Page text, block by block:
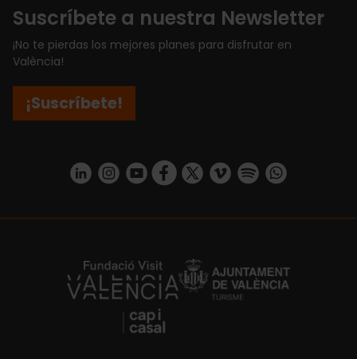
Suscríbete a nuestra Newsletter
¡No te pierdas los mejores planes para disfrutar en
València!
¡Suscríbete!
https://www.linkedin.com/company/turismo-valencia/mycompany/
https://www.instagram.com/visit_valencia/
https://www.youtube.com/user/
https://www.facebook.com/
https://twitter.com/
https://vimeo.com/
https://https://api.whatsapp.com/
https://fundacion.visitvalencia.com/